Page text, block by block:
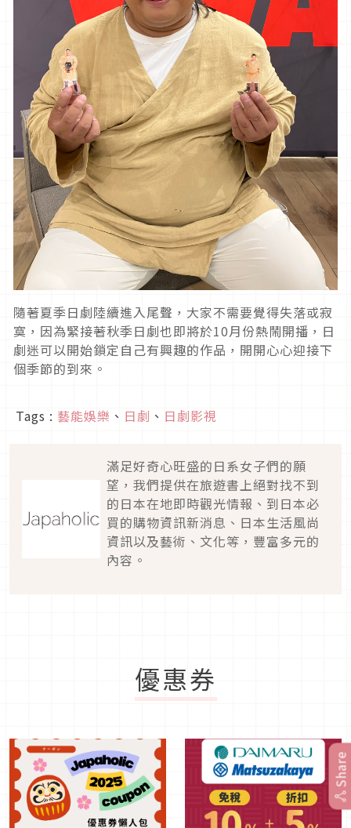
隨著夏季日劇陸續進入尾聲，大家不需要覺得失落或寂
寞，因為緊接著秋季日劇也即將於10月份熱鬧開播，日
劇迷可以開始鎖定自己有興趣的作品，開開心心迎接下
個季節的到來。
Tags : 藝能娛樂 、 日劇 、 日劇影視
滿足好奇心旺盛的日系女子們的願
望，我們提供在旅遊書上絕對找不到
的日本在地即時觀光情報、到日本必
買的購物資訊新消息、日本生活風尚
資訊以及藝術、文化等，豐富多元的
內容。
優惠券
Share